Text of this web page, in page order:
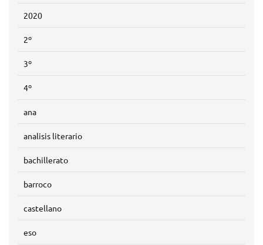
2020
2º
3º
4º
ana
analisis literario
bachillerato
barroco
castellano
eso